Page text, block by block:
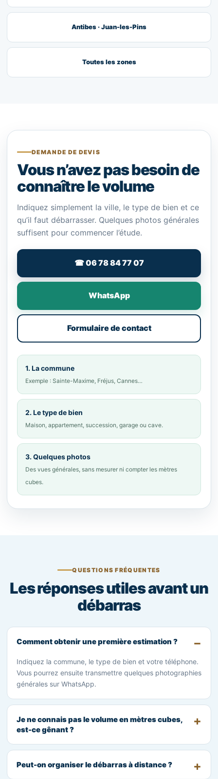
Antibes · Juan-les-Pins
Toutes les zones
DEMANDE DE DEVIS
Vous n’avez pas besoin de
connaître le volume
Indiquez simplement la ville, le type de bien et ce
qu’il faut débarrasser. Quelques photos générales
suffisent pour commencer l’étude.
☎ 06 78 84 77 07
WhatsApp
Formulaire de contact
1. La commune
Exemple : Sainte-Maxime, Fréjus, Cannes…
2. Le type de bien
Maison, appartement, succession, garage ou cave.
3. Quelques photos
Des vues générales, sans mesurer ni compter les mètres
cubes.
QUESTIONS FRÉQUENTES
Les réponses utiles avant un
débarras
Comment obtenir une première estimation ?
Indiquez la commune, le type de bien et votre téléphone.
Vous pourrez ensuite transmettre quelques photographies
générales sur WhatsApp.
Je ne connais pas le volume en mètres cubes,
est-ce gênant ?
Peut-on organiser le débarras à distance ?